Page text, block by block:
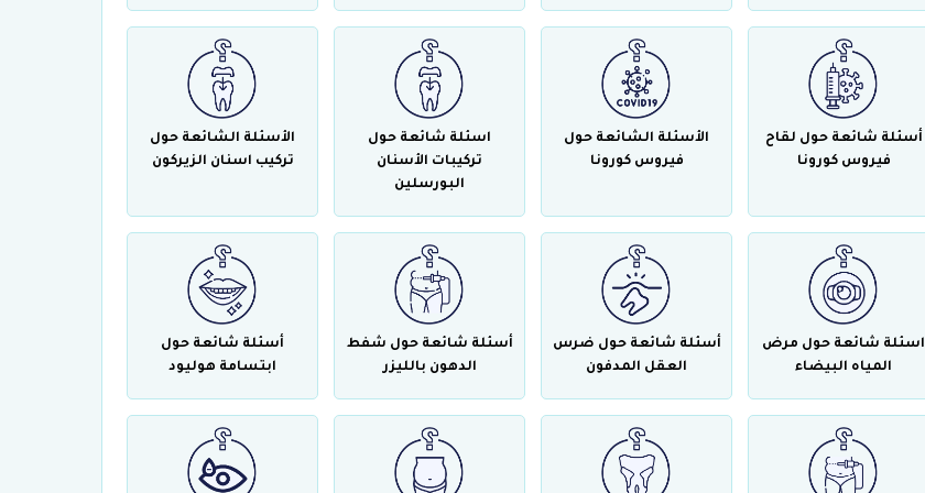
أسئلة شائعة حول لقاح
فيروس كورونا
الأسئلة الشائعة حول
فيروس كورونا
اسئلة شائعة حول
تركيبات الأسنان
البورسلين
الأسئلة الشائعة حول
تركيب اسنان الزيركون
اسئلة شائعة حول مرض
المياه البيضاء
أسئلة شائعة حول ضرس
العقل المدفون
أسئلة شائعة حول شفط
الدهون بالليزر
أسئلة شائعة حول
ابتسامة هوليود